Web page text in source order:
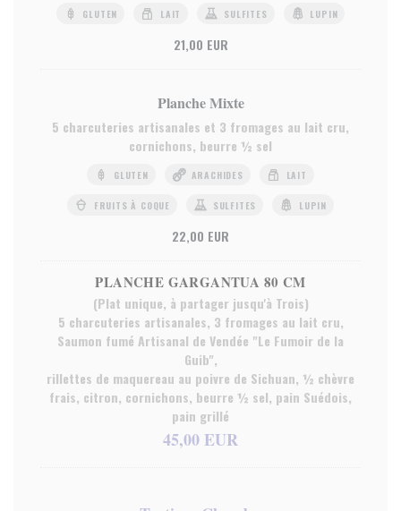
GLUTEN LAIT SULFITES LUPIN
21,00 EUR
Planche Mixte
5 charcuteries artisanales et 3 fromages au lait cru,
cornichons, beurre ½ sel
GLUTEN ARACHIDES LAIT
FRUITS À COQUE SULFITES LUPIN
22,00 EUR
PLANCHE GARGANTUA 80 CM
(Plat unique, à partager jusqu'à Trois)
5 charcuteries artisanales, 3 fromages au lait cru,
Saumon fumé Artisanal de Vendée "Le Fumoir de la
Guib",
rillettes de maquereau au poivre de Sichuan, ½ chèvre
frais, citron, cornichons, beurre ½ sel, pain Suédois,
pain grillé
45,00 EUR